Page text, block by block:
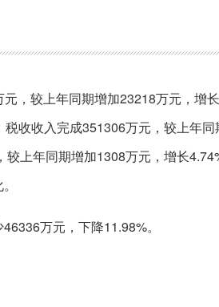
，较上年同期增加23218万元，增
收收入完成351306万元，较上年
上年同期增加1308万元，增长
万元，下降11.98%。